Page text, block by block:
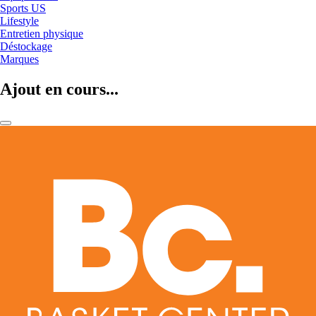
Sports US
Lifestyle
Entretien physique
Déstockage
Marques
Ajout en cours...